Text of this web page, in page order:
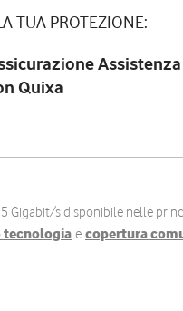
TUA PROTEZIONE:
Assistenza
Quixa
Gigabit/s disponibile nelle
tecnologia e copertura